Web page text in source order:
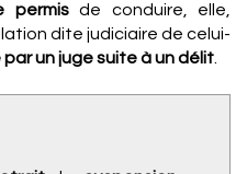
permisde conduire, elle,
dite judiciaire de celui-
un juge suite à un délit